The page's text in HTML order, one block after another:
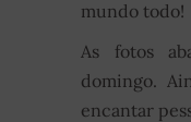
mundo todo!
As fotos
domingo.
encantar